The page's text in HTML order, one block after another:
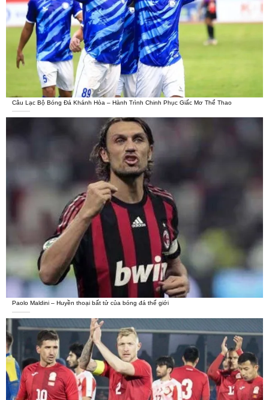
Câu Lạc Bộ Bóng Đá Khánh Hòa – Hành Trình Chinh Phục Giấc Mơ Thể Thao
Paolo Maldini – Huyền thoại bất tử của bóng đá thế giới